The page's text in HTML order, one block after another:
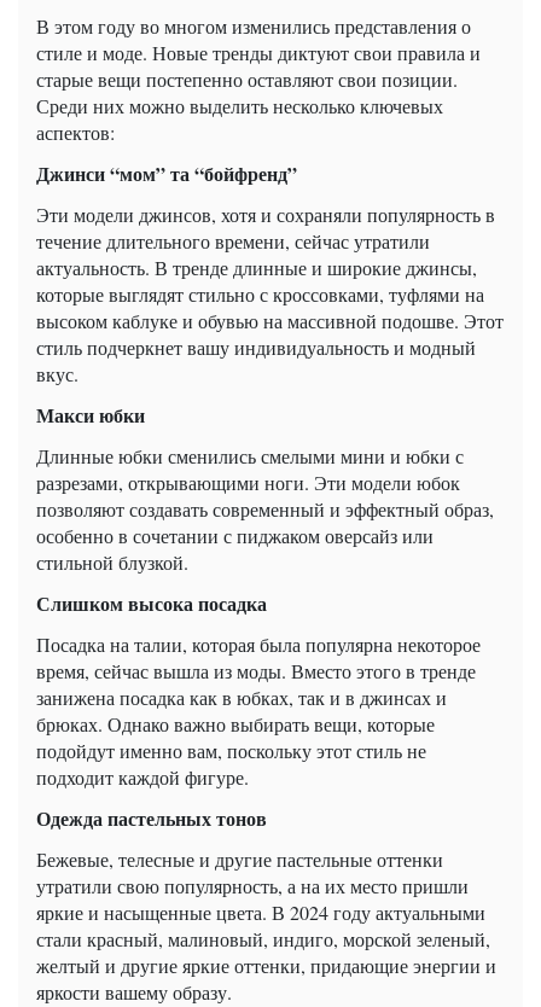
В этом году во многом изменились представления о
стиле и моде. Новые тренды диктуют свои правила и
старые вещи постепенно оставляют свои позиции.
Среди них можно выделить несколько ключевых
аспектов:
Джинси “мом” та “бойфренд”
Эти модели джинсов, хотя и сохраняли популярность в
течение длительного времени, сейчас утратили
актуальность. В тренде длинные и широкие джинсы,
которые выглядят стильно с кроссовками, туфлями на
высоком каблуке и обувью на массивной подошве. Этот
стиль подчеркнет вашу индивидуальность и модный
вкус.
Макси юбки
Длинные юбки сменились смелыми мини и юбки с
разрезами, открывающими ноги. Эти модели юбок
позволяют создавать современный и эффектный образ,
особенно в сочетании с пиджаком оверсайз или
стильной блузкой.
Слишком высока посадка
Посадка на талии, которая была популярна некоторое
время, сейчас вышла из моды. Вместо этого в тренде
занижена посадка как в юбках, так и в джинсах и
брюках. Однако важно выбирать вещи, которые
подойдут именно вам, поскольку этот стиль не
подходит каждой фигуре.
Одежда пастельных тонов
Бежевые, телесные и другие пастельные оттенки
утратили свою популярность, а на их место пришли
яркие и насыщенные цвета. В 2024 году актуальными
стали красный, малиновый, индиго, морской зеленый,
желтый и другие яркие оттенки, придающие энергии и
яркости вашему образу.